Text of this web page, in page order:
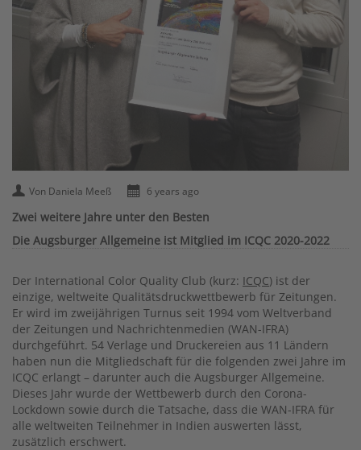
Von Daniela Meeß 6 years ago
Zwei weitere Jahre unter den Besten
Die Augsburger Allgemeine ist Mitglied im ICQC 2020-2022
Der International Color Quality Club (kurz: ICQC) ist der
einzige, weltweite Qualitätsdruckwettbewerb für Zeitungen.
Er wird im zweijährigen Turnus seit 1994 vom Weltverband
der Zeitungen und Nachrichtenmedien (WAN-IFRA)
durchgeführt. 54 Verlage und Druckereien aus 11 Ländern
haben nun die Mitgliedschaft für die folgenden zwei Jahre im
ICQC erlangt – darunter auch die Augsburger Allgemeine.
Dieses Jahr wurde der Wettbewerb durch den Corona-
Lockdown sowie durch die Tatsache, dass die WAN-IFRA für
alle weltweiten Teilnehmer in Indien auswerten lässt,
zusätzlich erschwert.